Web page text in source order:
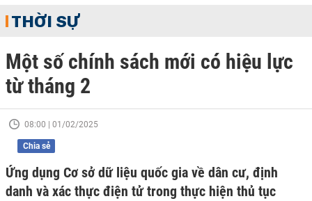
THỜI SỰ
Một số chính sách mới có hiệu lực
từ tháng 2
08:00 | 01/02/2025
Chia sẻ
Ứng dụng Cơ sở dữ liệu quốc gia về dân cư, định
danh và xác thực điện tử trong thực hiện thủ tục